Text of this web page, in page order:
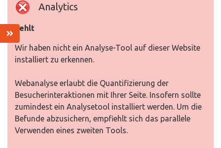
Analytics
Fehlt
Wir haben nicht ein Analyse-Tool auf dieser Website
installiert zu erkennen.
Webanalyse erlaubt die Quantifizierung der
Besucherinteraktionen mit Ihrer Seite. Insofern sollte
zumindest ein Analysetool installiert werden. Um die
Befunde abzusichern, empfiehlt sich das parallele
Verwenden eines zweiten Tools.